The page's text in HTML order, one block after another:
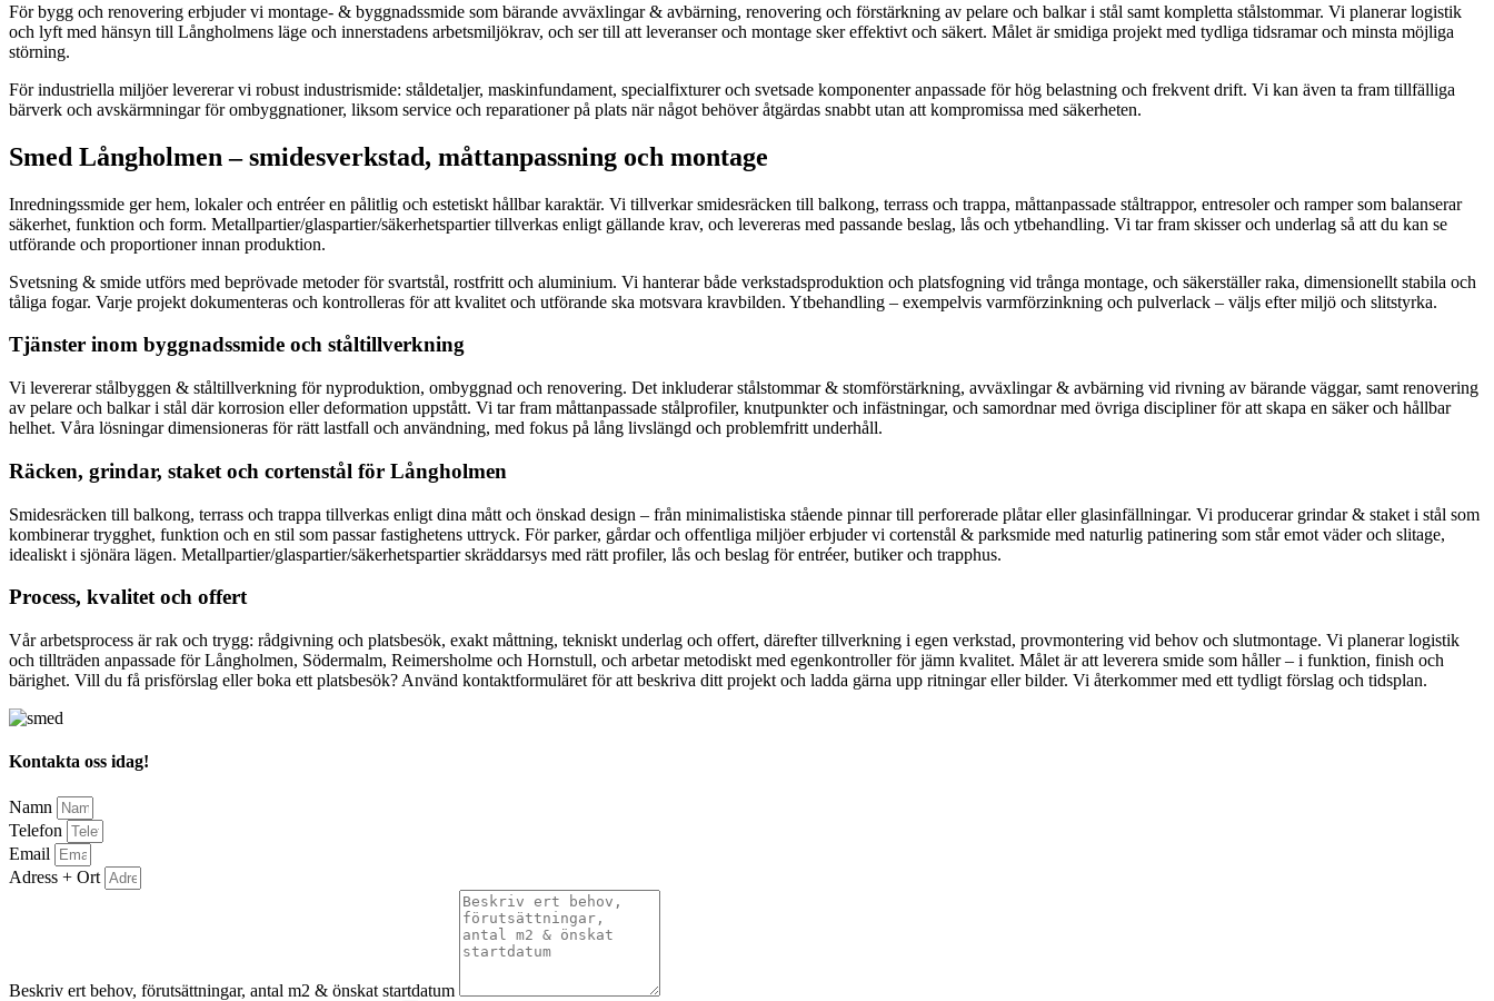
För bygg och renovering erbjuder vi montage- & byggnadssmide som bärande avväxlingar & avbärning, renovering och förstärkning av pelare och balkar i stål samt kompletta stålstommar. Vi planerar logistik
och lyft med hänsyn till Långholmens läge och innerstadens arbetsmiljökrav, och ser till att leveranser och montage sker effektivt och säkert. Målet är smidiga projekt med tydliga tidsramar och minsta möjliga
störning.
För industriella miljöer levererar vi robust industrismide: ståldetaljer, maskinfundament, specialfixturer och svetsade komponenter anpassade för hög belastning och frekvent drift. Vi kan även ta fram tillfälliga
bärverk och avskärmningar för ombyggnationer, liksom service och reparationer på plats när något behöver åtgärdas snabbt utan att kompromissa med säkerheten.
Smed Långholmen – smidesverkstad, måttanpassning och montage
Inredningssmide ger hem, lokaler och entréer en pålitlig och estetiskt hållbar karaktär. Vi tillverkar smidesräcken till balkong, terrass och trappa, måttanpassade ståltrappor, entresoler och ramper som balanserar
säkerhet, funktion och form. Metallpartier/glaspartier/säkerhetspartier tillverkas enligt gällande krav, och levereras med passande beslag, lås och ytbehandling. Vi tar fram skisser och underlag så att du kan se
utförande och proportioner innan produktion.
Svetsning & smide utförs med beprövade metoder för svartstål, rostfritt och aluminium. Vi hanterar både verkstadsproduktion och platsfogning vid trånga montage, och säkerställer raka, dimensionellt stabila och
tåliga fogar. Varje projekt dokumenteras och kontrolleras för att kvalitet och utförande ska motsvara kravbilden. Ytbehandling – exempelvis varmförzinkning och pulverlack – väljs efter miljö och slitstyrka.
Tjänster inom byggnadssmide och ståltillverkning
Vi levererar stålbyggen & ståltillverkning för nyproduktion, ombyggnad och renovering. Det inkluderar stålstommar & stomförstärkning, avväxlingar & avbärning vid rivning av bärande väggar, samt renovering
av pelare och balkar i stål där korrosion eller deformation uppstått. Vi tar fram måttanpassade stålprofiler, knutpunkter och infästningar, och samordnar med övriga discipliner för att skapa en säker och hållbar
helhet. Våra lösningar dimensioneras för rätt lastfall och användning, med fokus på lång livslängd och problemfritt underhåll.
Räcken, grindar, staket och cortenstål för Långholmen
Smidesräcken till balkong, terrass och trappa tillverkas enligt dina mått och önskad design – från minimalistiska stående pinnar till perforerade plåtar eller glasinfällningar. Vi producerar grindar & staket i stål som
kombinerar trygghet, funktion och en stil som passar fastighetens uttryck. För parker, gårdar och offentliga miljöer erbjuder vi cortenstål & parksmide med naturlig patinering som står emot väder och slitage,
idealiskt i sjönära lägen. Metallpartier/glaspartier/säkerhetspartier skräddarsys med rätt profiler, lås och beslag för entréer, butiker och trapphus.
Process, kvalitet och offert
Vår arbetsprocess är rak och trygg: rådgivning och platsbesök, exakt måttning, tekniskt underlag och offert, därefter tillverkning i egen verkstad, provmontering vid behov och slutmontage. Vi planerar logistik
och tillträden anpassade för Långholmen, Södermalm, Reimersholme och Hornstull, och arbetar metodiskt med egenkontroller för jämn kvalitet. Målet är att leverera smide som håller – i funktion, finish och
bärighet. Vill du få prisförslag eller boka ett platsbesök? Använd kontaktformuläret för att beskriva ditt projekt och ladda gärna upp ritningar eller bilder. Vi återkommer med ett tydligt förslag och tidsplan.
Kontakta oss idag!
Namn
Telefon
Email
Adress + Ort
Beskriv ert behov, förutsättningar, antal m2 & önskat startdatum